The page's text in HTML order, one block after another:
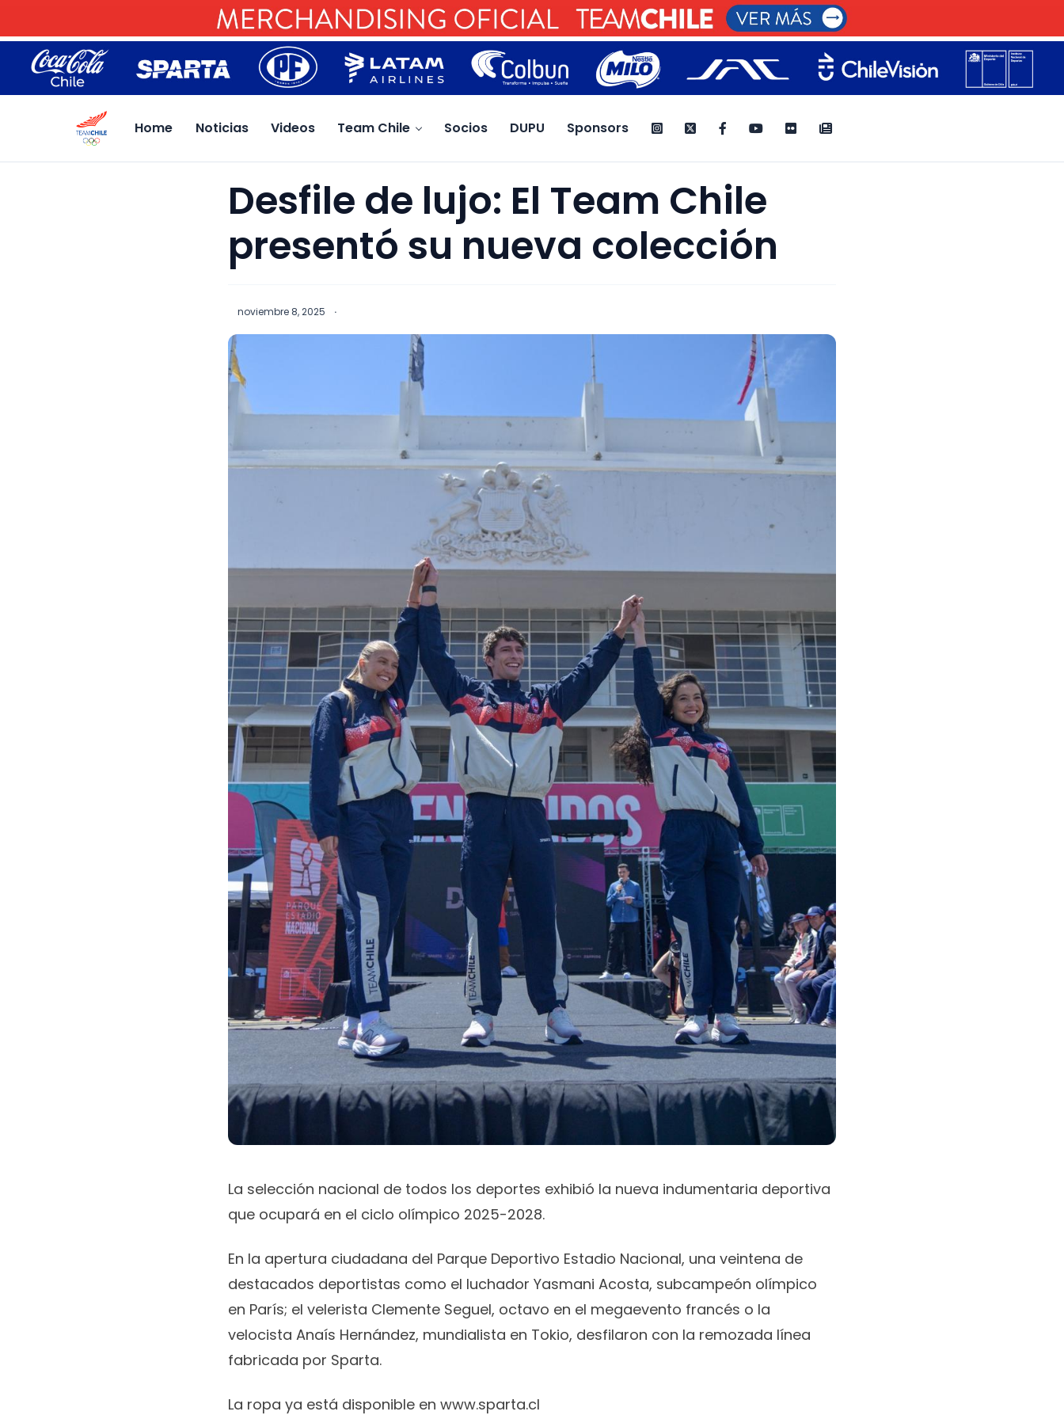
Home Noticias Videos Team Chile Socios DUPU Sponsors
Desfile de lujo: El Team Chile
presentó su nueva colección
noviembre 8, 2025 ·
La selección nacional de todos los deportes exhibió la nueva indumentaria deportiva
que ocupará en el ciclo olímpico 2025-2028.
En la apertura ciudadana del Parque Deportivo Estadio Nacional, una veintena de
destacados deportistas como el luchador Yasmani Acosta, subcampeón olímpico
en París; el velerista Clemente Seguel, octavo en el megaevento francés o la
velocista Anaís Hernández, mundialista en Tokio, desfilaron con la remozada línea
fabricada por Sparta.
La ropa ya está disponible en www.sparta.cl